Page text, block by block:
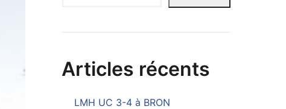
Articles récents
LMH UC 3-4 à BRON